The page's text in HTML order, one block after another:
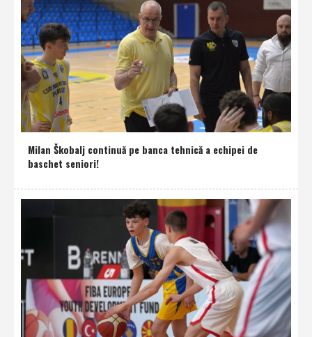
Milan Škobalj continuă pe banca tehnică a echipei de
baschet seniori!